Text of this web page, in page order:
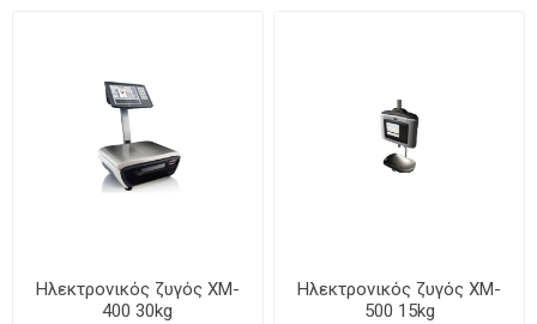
Ηλεκτρονικός ζυγός XM-
400 30kg
Ηλεκτρονικός ζυγός XM-
500 15kg